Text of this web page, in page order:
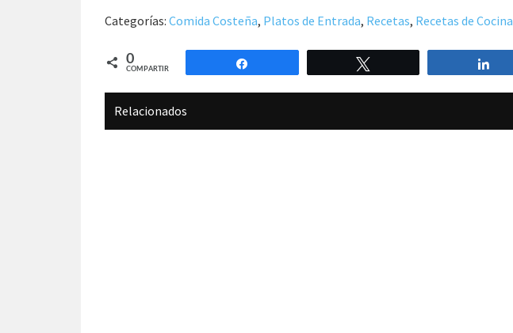
Categorías: Comida Costeña, Platos de Entrada, Recetas, Recetas de Cocina
0
COMPARTIR
Relacionados